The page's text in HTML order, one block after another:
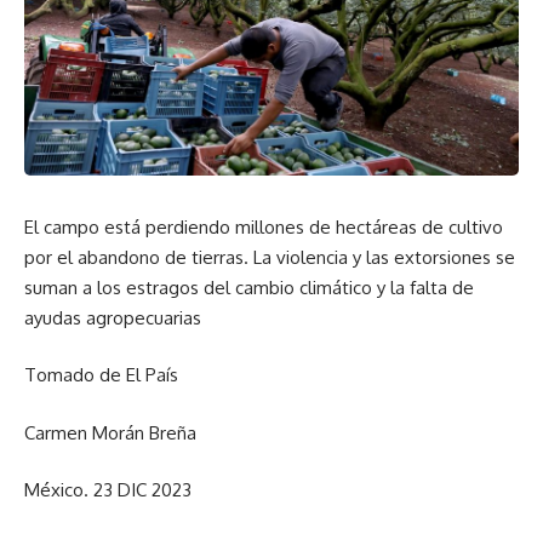
El campo está perdiendo millones de hectáreas de cultivo
por el abandono de tierras. La violencia y las extorsiones se
suman a los estragos del cambio climático y la falta de
ayudas agropecuarias
Tomado de El País
Carmen Morán Breña
México. 23 DIC 2023